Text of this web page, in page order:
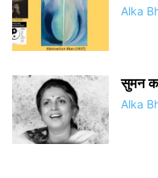
Alka
सुमन
Alka